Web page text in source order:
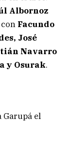
Albornoz
Facundo
José
Navarro
y Osurak.
el